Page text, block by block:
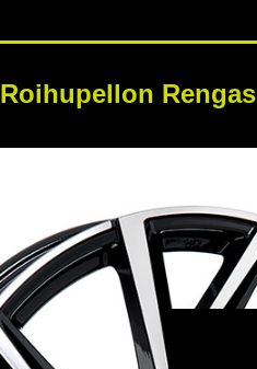
Roihupellon Rengas